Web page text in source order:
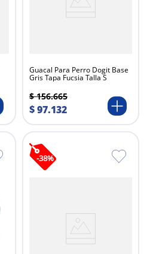
Guacal Para Perro Dogit Base
Gris Tapa Fucsia Talla S
$ 156.665
$97.132
-38%